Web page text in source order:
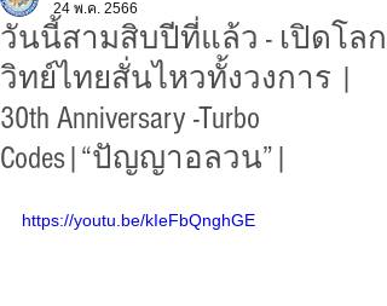
วันนี้สามสิบปีที่แล้ว - เปิดโลก
วิทย์ไทยสั่นไหวทั้งวงการ |
30th Anniversary -Turbo
Codes|“ปัญญาอลวน”|
24 พ.ค. 2566
https://youtu.be/kIeFbQnghGE